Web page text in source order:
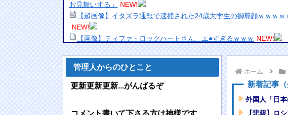
お見舞いする」
NEW!
【超画像】イタズラ通報で逮捕された24歳大学生の御尊顔ｗｗｗｗ
NEW!
【画像】ティファ・ロックハートさん、エ●すぎるｗｗｗ NEW!
らしい」と叩かれ謝罪他
【悲報】ココリコ遠藤妻「家のエアコン全部変えたら300万円。高す
か？」 NEW!
【画像】まま「なんかプール入ってたら学生にめっちゃ見られたw
唐揚げ、ご飯、味噌汁、山盛りキャベツ、あと一品副菜加えるなら
ホーム
新着記事（
外国人「日
【悲報】ロ
管理人からのひとこと
更新更新更新...がんばるぞ